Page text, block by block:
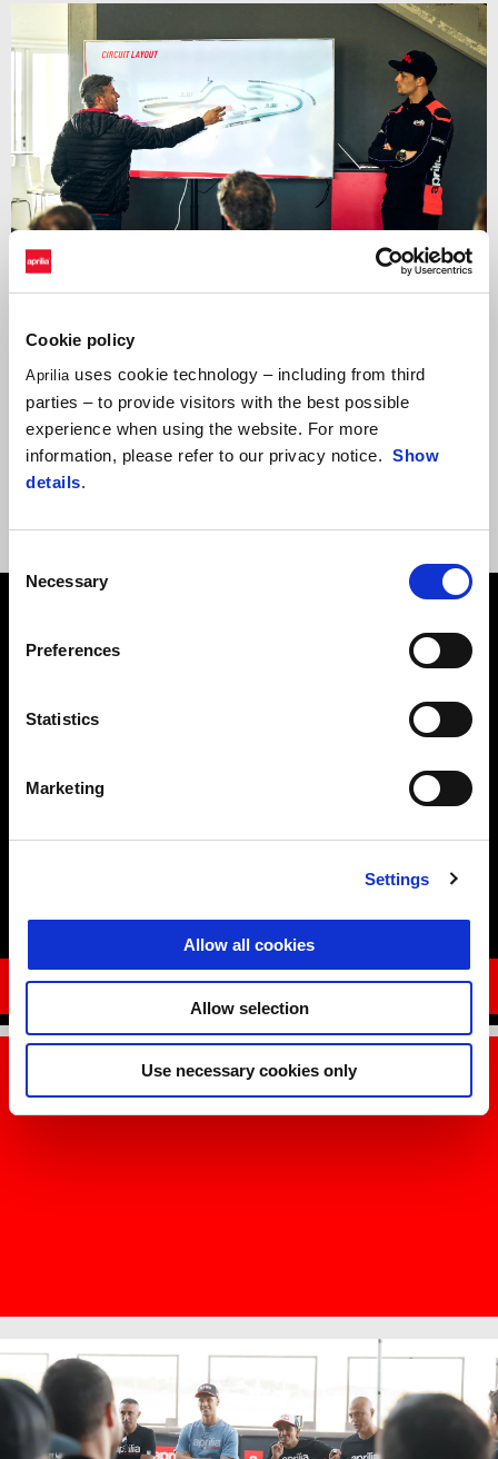
Cookie policy
Aprilia uses cookie technology – including from third
parties – to provide visitors with the best possible
experience when using the website. For more
information, please refer to our privacy notice. Show
details.
Selection
Necessary
Preferences
Statistics
Marketing
Settings
Allow all cookies
Allow selection
Use necessary cookies only
Jedinečná příležitost sdílet trať snejlepšími světovými jezdci v
roli trenérů
, počínaje legendou MotoGP Maxem Biaggim
čtyř titulů mistra světa třídy 250 a dvojnásobný mistr světa
superbiků na motocyklu Aprilia RSV4 se s vámi vydá na trať spolu s
18. dubna
VYŽÁDAT SI INFORMACE
Item
1
Item
1